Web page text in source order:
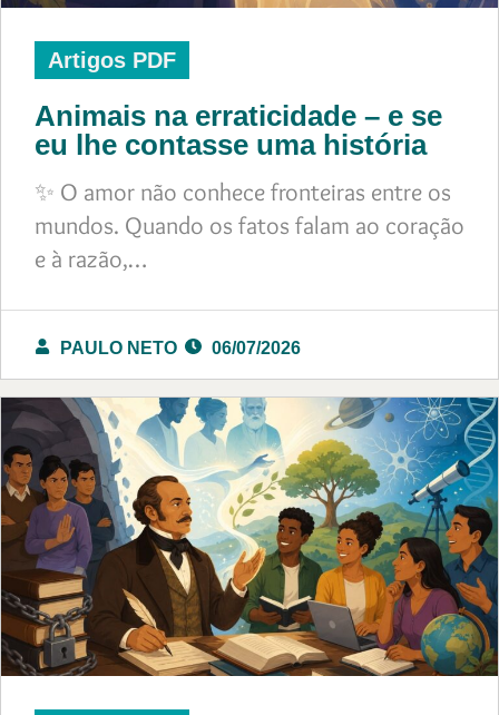
Artigos PDF
Animais na erraticidade – e se
eu lhe contasse uma história
✨ O amor não conhece fronteiras entre os
mundos. Quando os fatos falam ao coração
e à razão,…
PAULO NETO 06/07/2026